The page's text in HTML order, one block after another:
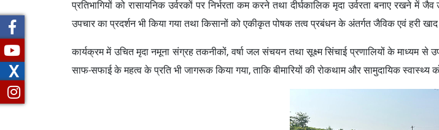
प्रतिभागियों को रासायनिक उर्वरकों पर निर्भरता कम करने तथा दीर्घकालिक मृदा उर्वरता बनाए रखने में
उपचार का प्रदर्शन भी किया गया तथा किसानों को एकीकृत पोषक तत्व प्रबंधन के अंतर्गत जैविक एवं हरी
कार्यक्रम में उचित मृदा नमूना संग्रह तकनीकों, वर्षा जल संचयन तथा सूक्ष्म सिंचाई प्रणालियों के माध्यम
साफ-सफाई के महत्व के प्रति भी जागरूक किया गया, ताकि बीमारियों की रोकथाम और सामुदायिक स्वास्थ्य
X